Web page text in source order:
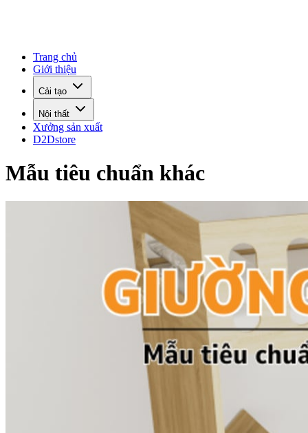
Trang chủ
Giới thiệu
Cải tạo
Nội thất
Xưởng sản xuất
D2Dstore
Mẫu tiêu chuẩn khác